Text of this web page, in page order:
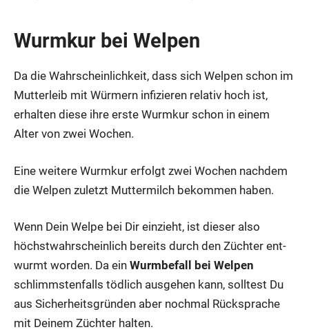
Wurm­kur bei Wel­pen
Da die Wahr­schein­lich­keit, dass sich Wel­pen schon im
Mut­ter­leib mit Wür­mern infi­zie­ren rela­tiv hoch ist,
erhal­ten die­se ihre ers­te Wurm­kur schon in einem
Alter von zwei Wochen.
Eine wei­te­re Wurm­kur erfolgt zwei Wochen nach­dem
die Wel­pen zuletzt Mut­ter­milch bekom­men haben.
Wenn Dein Wel­pe bei Dir ein­zieht, ist die­ser also
höchst­wahr­schein­lich bereits durch den Züch­ter ent­
wurmt wor­den. Da ein Wurm­be­fall bei Wel­pen
schlimms­ten­falls töd­lich aus­ge­hen kann, soll­test Du
aus Sicher­heits­grün­den aber noch­mal Rück­spra­che
mit Dei­nem Züch­ter hal­ten.